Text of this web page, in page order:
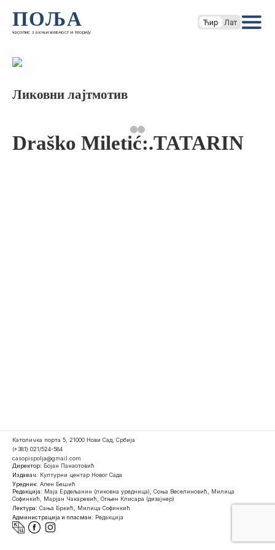
ПОЉА
часопис за књижевност и теорију
Ћир Лат
Ликовни лајтмотив
Draško Miletić:.TATARIN
Католичка порта 5, 21000 Нови Сад, Србија
(+381) 021/524-584
casopispolja@gmail.com
Директор: Бојан Панаотовић
Издавач: Културни центар Новог Сада
Уредник: Ален Бешић
Редакција: Маја Ердељанин (ликовна уредница), Соња Веселиновић, Милица
Софинкић, Марјан Чакаревић, Огњен Клисара (дизајнер)
Лектура: Сања Бркић, Милица Софинкић
Администрација и пласман: Редакција